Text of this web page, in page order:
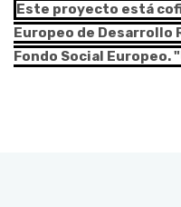
Este proyecto está
Europeo de Desarrollo
Fondo Social Europeo.